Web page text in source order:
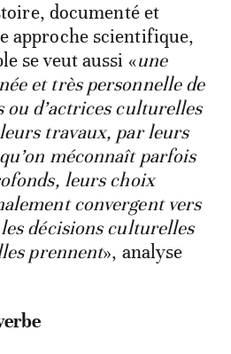
documenté et
approche scientifique,
se veut aussi «une
et très personnelle de
ou d’actrices culturelles
travaux, par leurs
méconnaît parfois
leurs choix
convergent vers
décisions culturelles
prennent», analyse